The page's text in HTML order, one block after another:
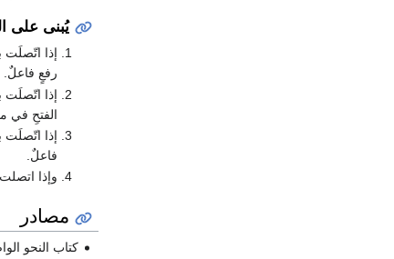
يُبنى على
إذا
رفعٍ فاعلٌ.
إذا
الفتحِ في
إذا
فاعلٌ.
وإذا
مصادر
كتاب النحو